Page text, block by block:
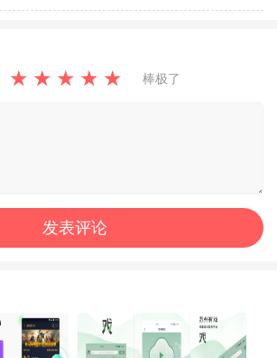
★ ★ ★ ★ ★ 棒极了